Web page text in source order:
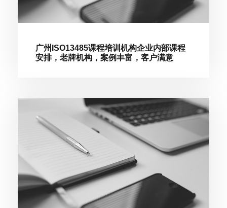
广州ISO13485课程培训机构企业内部课程
安排，老牌机构，案例丰富，客户满意